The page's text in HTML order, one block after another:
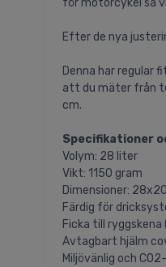
för motorcykel så
Efter de nya
Denna har regular
att du mäter från
cm.
Specifikationer
Volym: 28 liter
Vikt: 1150 gram
Dimensioner:
Färdig för
Ficka till
Avtagbart hjälm
Miljövänlig och